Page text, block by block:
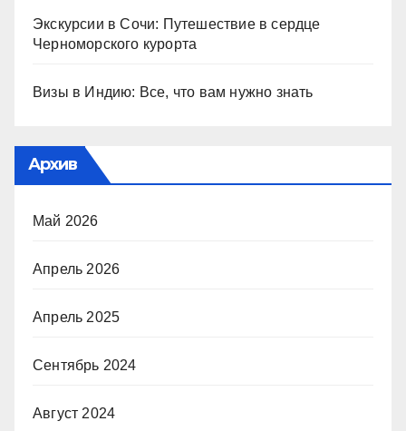
Экскурсии в Сочи: Путешествие в сердце
Черноморского курорта
Визы в Индию: Все, что вам нужно знать
Архив
Май 2026
Апрель 2026
Апрель 2025
Сентябрь 2024
Август 2024